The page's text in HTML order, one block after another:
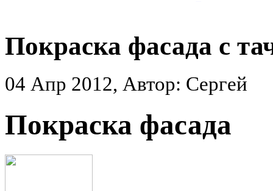
Покраска фасада с
04 Апр 2012, Автор: Сергей
Покраска фасада